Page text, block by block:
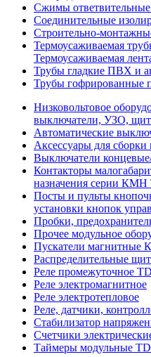
Сжимы
Соединительные
Строительно-
Термоусаживаемая
Термоусаживаемая
Трубы гладкие ПВХ и
Трубы гофрированные
Низковольтовое
выключатели, УЗО,
Автоматические
Аксессуары для
Выключатели
Контакторы
назначения серии
Посты и пульты
установки кнопок
Пробки,
Прочее модульное
Пускатели магнитные
Распределительные
Реле промежуточное
Реле электромагнитное
Реле электротепловое
Реле, датчики,
Стабилизатор
Счетчики
Таймеры модульные